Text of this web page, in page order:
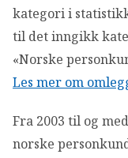
IN ENGLISH
kategori i
til det inngikk
«Norske
Les mer om
Fra 2003 til og
norske